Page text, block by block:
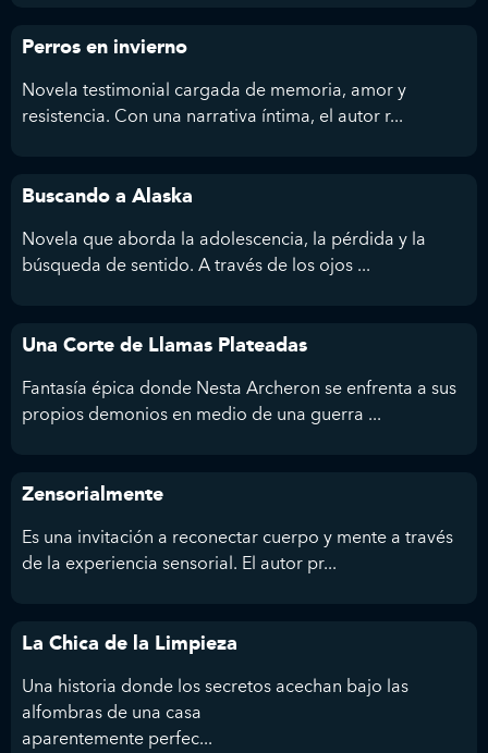
Perros en invierno
Novela testimonial cargada de memoria, amor y
resistencia. Con una narrativa íntima, el autor r...
Buscando a Alaska
Novela que aborda la adolescencia, la pérdida y la
búsqueda de sentido. A través de los ojos ...
Una Corte de Llamas Plateadas
Fantasía épica donde Nesta Archeron se enfrenta a sus
propios demonios en medio de una guerra ...
Zensorialmente
Es una invitación a reconectar cuerpo y mente a través
de la experiencia sensorial. El autor pr...
La Chica de la Limpieza
Una historia donde los secretos acechan bajo las
alfombras de una casa
aparentemente perfec...